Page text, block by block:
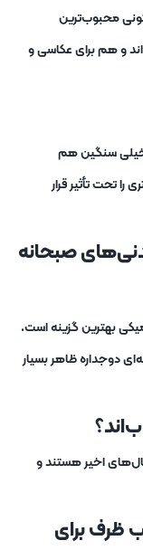
محبوب‌ترین
و هم برای عکاسی و
خیلی سنگین هم
تحت تأثیر قرار
صبحانه
بهترین گزینه است.
دوجداره ظاهر بسیار
اخیر هستند و
ظرف برای